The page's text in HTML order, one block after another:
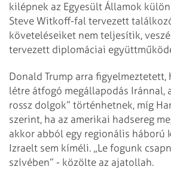
kilépnek az Egyesült Államok
Steve Witkoff-fal tervezett
követeléseiket nem teljesítik,
tervezett diplomáciai
Donald Trump arra figyelmeztetett,
létre átfogó megállapodás Iránnal,
rossz dolgok” történhetnek, míg
szerint, ha az amerikai hadsereg
akkor abból egy regionális háború
Izraelt sem kíméli. „Le fogunk
szívében” - közölte az ajatollah.